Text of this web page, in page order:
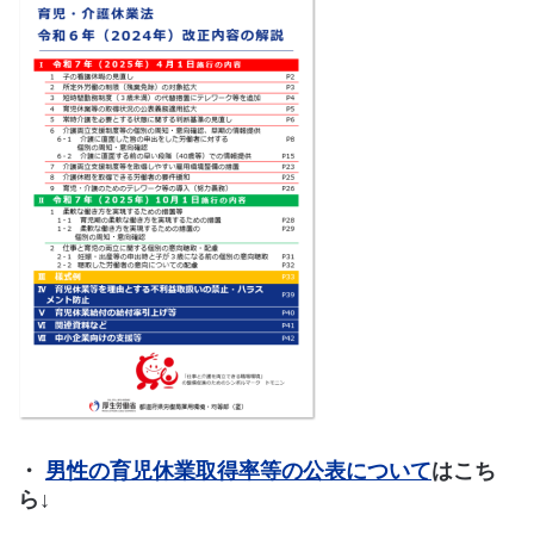
・ 男性の育児休業取得率等の公表についてはこち
ら↓